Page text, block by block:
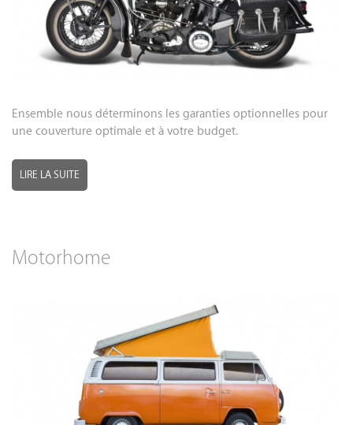
Ensemble nous déterminons les garanties optionnelles pour
une couverture optimale et à votre budget.
LIRE LA SUITE
Motorhome